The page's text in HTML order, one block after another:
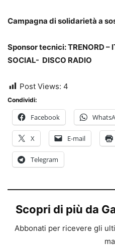
Campagna di solidarietà a
Sponsor tecnici: TRENORD –
SOCIAL- DISCO RADIO
Post Views: 4
Condividi:
Facebook
X E-mail
Telegram
Scopri di più da
Abbonati per ricevere gli